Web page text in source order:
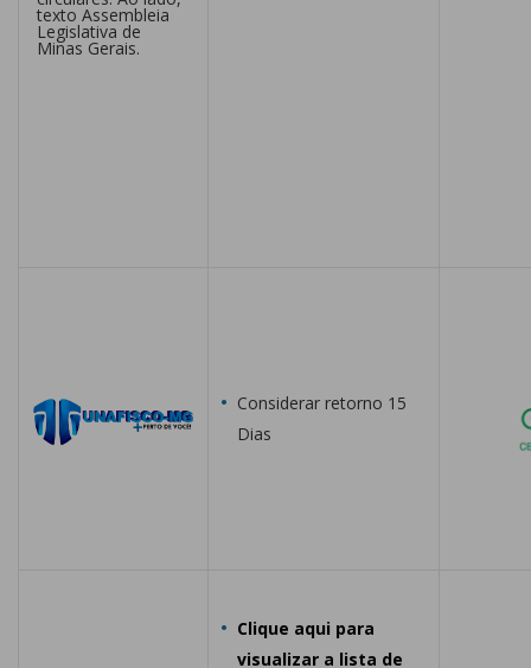
Considerar retorno 15
Dias
Clique aqui para
visualizar a lista de